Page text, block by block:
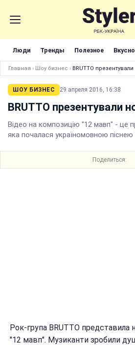
Люди Тренды Полезное Вкусно
Главная › Шоу бизнес › BRUTTO презентували
ШОУ БИЗНЕС 29 апреля 2016, 16:38
BRUTTO презентували
Відео на композицію "12 мавп" - це
яка почалася україномовною піснею
Поделиться:
Рок-група BRUTTO представила
"12 мавп". Музиканти зробили